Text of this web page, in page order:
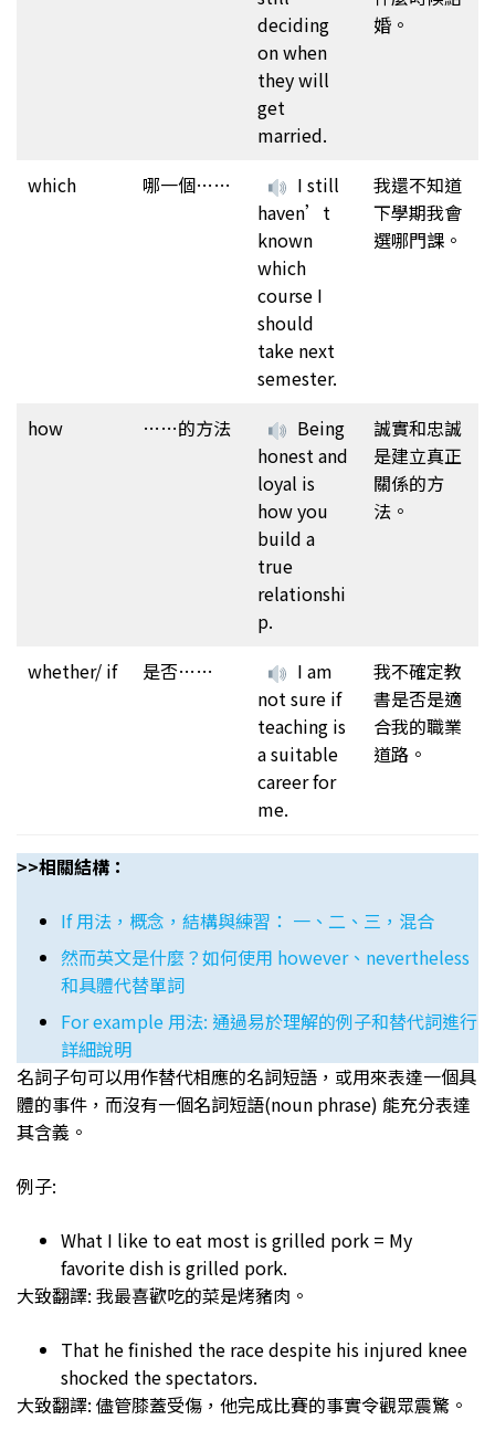
deciding
on when
they will
get
married.
婚。
which 哪一個……
I still
haven’t
known
which
course I
should
take next
semester.
我還不知道
下學期我會
選哪門課。
how ……的方法
Being
honest and
loyal is
how you
build a
true
relationshi
p.
誠實和忠誠
是建立真正
關係的方
法。
whether/ if 是否……
I am
not sure if
teaching is
a suitable
career for
me.
我不確定教
書是否是適
合我的職業
道路。
>>相關結構：
If 用法，概念，結構與練習： 一、二、三，混合
然而英文是什麼？如何使用 however、nevertheless
和具體代替單詞
For example 用法: 通過易於理解的例子和替代詞進行
詳細說明
名詞子句可以用作替代相應的名詞短語，或用來表達一個具
體的事件，而沒有一個名詞短語(noun phrase) 能充分表達
其含義。
例子:
What I like to eat most is grilled pork = My
favorite dish is grilled pork.
大致翻譯: 我最喜歡吃的菜是烤豬肉。
That he finished the race despite his injured knee
shocked the spectators.
大致翻譯: 儘管膝蓋受傷，他完成比賽的事實令觀眾震驚。